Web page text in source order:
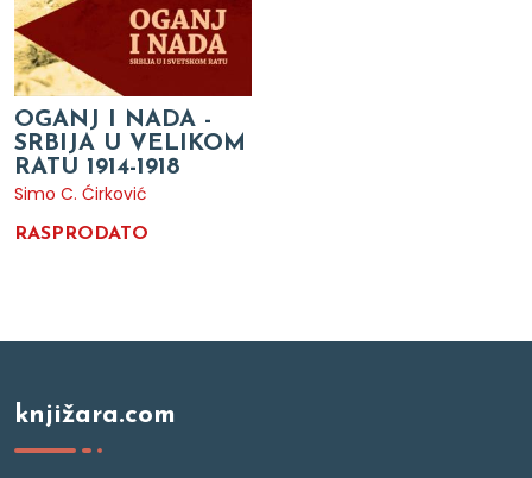
OGANJ I NADA -
SRBIJA U VELIKOM
RATU 1914-1918
Simo C. Ćirković
RASPRODATO
knjižara.com